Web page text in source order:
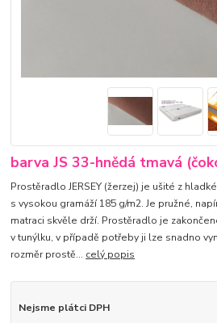
barva JS 33-hnědá tmavá
Prostěradlo JERSEY (žerzej) je ušité z
s vysokou gramáží 185 g/m2. Je pružné,
matraci skvěle drží. Prostěradlo je
v tunýlku, v případě potřeby ji lze snadno
rozměr prostě... celý popis
Nejsme plátci DPH